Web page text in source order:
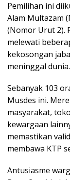
Pemilihan ini
Alam Multazam
(Nomor Urut 2).
melewati
kekosongan
meninggal dunia.
Sebanyak 103
Musdes ini.
masyarakat,
kewargaan
memastikan
membawa KTP
Antusiasme